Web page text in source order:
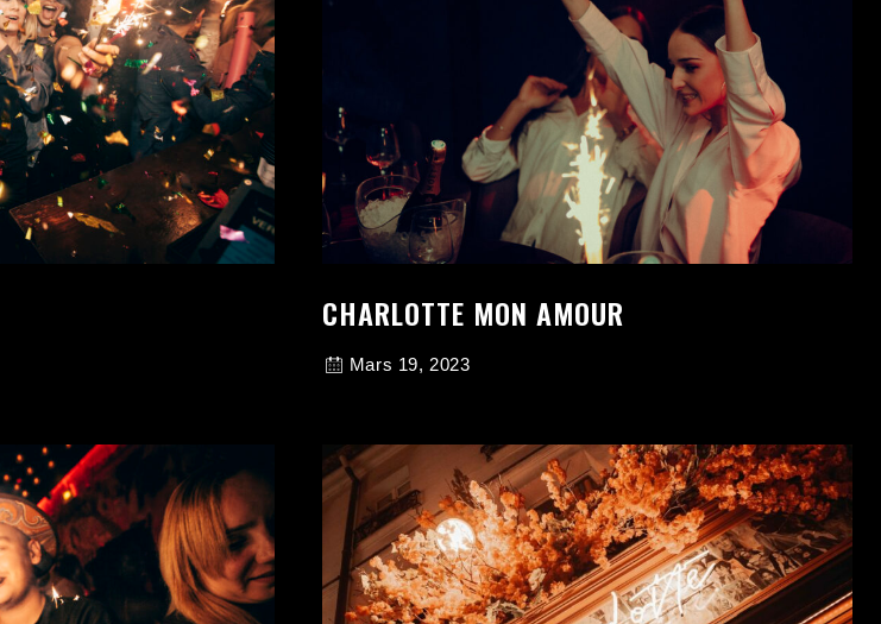
CHARLOTTE MON AMOUR
Mars 19, 2023